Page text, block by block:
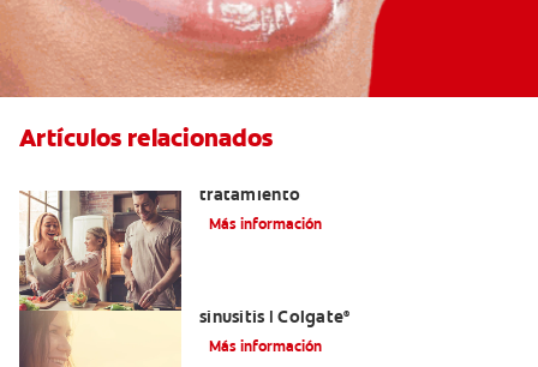
Artículos relacionados
tratamiento
Más información
sinusitis | Colgate®
Más información